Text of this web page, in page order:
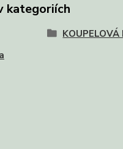
kategoriích